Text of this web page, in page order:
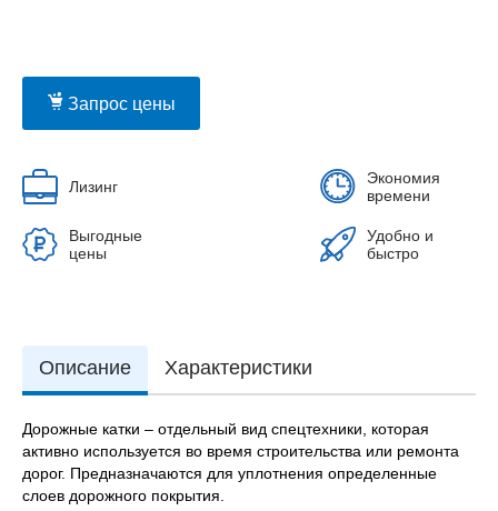
Запрос цены
Лизинг
Экономия
времени
Выгодные
цены
Удобно и
быстро
Описание Характеристики
Дорожные катки – отдельный вид спецтехники, которая
активно используется во время строительства или ремонта
дорог. Предназначаются для уплотнения определенные
слоев дорожного покрытия.